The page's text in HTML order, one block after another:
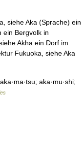
siehe Aka (Sprache) ein
ein Bergvolk in
Akha ein Dorf im
Fukuoka, siehe Aka
aka·mu·shi;